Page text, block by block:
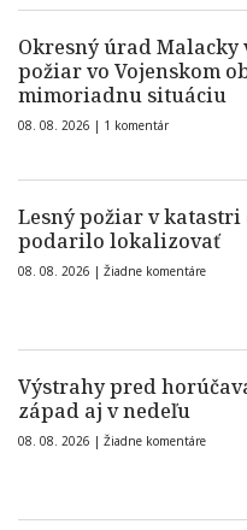
Okresný úrad
požiar vo Vojenskom
mimoriadnu situáciu
08. 08. 2026 | 1 komentár
Lesný požiar v katastri
podarilo lokalizovať
08. 08. 2026 | Žiadne komentáre
Výstrahy pred
západ aj v nedeľu
08. 08. 2026 | Žiadne komentáre